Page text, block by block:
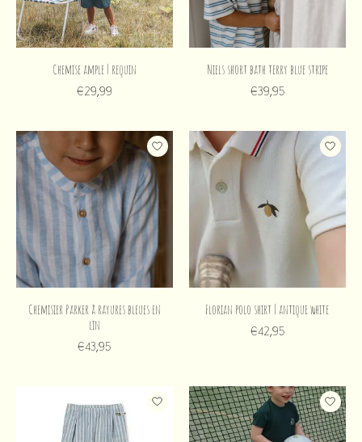
Chemise ample | requin
€29,99
Niels short bath terry blue stripe
€39,95
Chemisier Parker à rayures bleues en
lin
€43,95
Florian polo shirt | antique white
€42,95